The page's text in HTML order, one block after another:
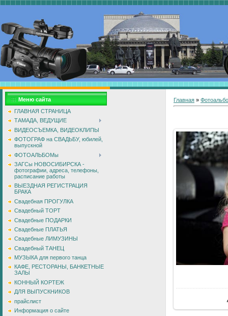
Меню сайта
ГЛАВНАЯ СТРАНИЦА
ТАМАДА, ВЕДУЩИЕ
ВИДЕОСЪЕМКА, ВИДЕОКЛИПЫ
ФОТОГРАФ на СВАДЬБУ, юбилей,
выпускной
ФОТОАЛЬБОМы
ЗАГСы НОВОСИБИРСКА -
фотографии, адреса, телефоны,
расписание работы
ВЫЕЗДНАЯ РЕГИСТРАЦИЯ
БРАКА
Свадебная ПРОГУЛКА
Свадебный ТОРТ
Свадебные ПОДАРКИ
Свадебные ПЛАТЬЯ
Свадебные ЛИМУЗИНЫ
Свадебный ТАНЕЦ
МУЗЫКА для первого танца
КАФЕ, РЕСТОРАНЫ, БАНКЕТНЫЕ
ЗАЛЫ
КОННЫЙ КОРТЕЖ
ДЛЯ ВЫПУСКНИКОВ
прайслист
Информация о сайте
Главная »